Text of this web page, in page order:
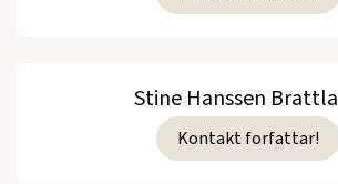
Stine Hanssen
Kontakt forfattar!